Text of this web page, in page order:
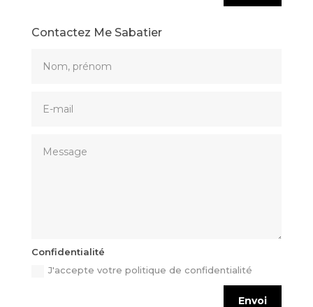
Contactez Me Sabatier
Confidentialité
J'accepte votre politique de confidentialité
Envoi